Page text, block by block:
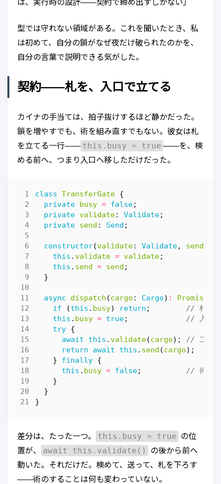
は、実行時の設計——契約で締め出すしかない」
型では守れない領域がある。これを聞いたとき、私
は初めて、自分の鎖がなぜ夜だけ破られたのかを、
自分の言葉で説明できる気がした。
契約——札を、入口で立てる
カイナの手当ては、拍子抜けするほど静かだった。
鎖を増やすでも、術を組み直すでもない。彼女は札
を立てる一行—— this.busy = true ——を、検
める前へ、つまり入口へ移しただけだった。
class TransferGate {
private busy = false;
private validate: Validate;
private send : Send ;
constructor(validate: Validate, send
this .validate = validate;
this . send = send ;
}
async dispatch (cargo : Cargo) : Promise
if
(this . busy) return ;
this . busy = true;
try {
await
this .validate(cargo);
return
await this . send (cargo);
}
finally {
this . busy = false;
}
}
}
差分は、たった一つ。 this.busy = true の位
置が、
await this.validate()
の後から前へ
動いた。それだけだ。検めて、送って、札を下ろす
——術のすることは何も変わっていない。